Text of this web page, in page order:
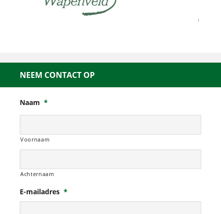
NEEM CONTACT OP
Naam *
Voornaam
Achternaam
E-mailadres *